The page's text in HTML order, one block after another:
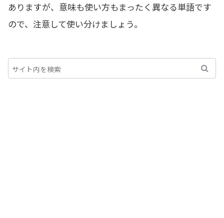
ありますが、意味も使い方もまったく異なる単語です
ので、注意して使い分けましょう。